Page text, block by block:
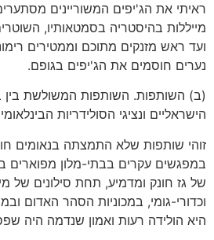
ראיתי את הג'יפים המשוריינים
מייללות בהיסטריה בסמטאותיו,
ועד ראש מזנקים מתוכם וממטירים
נערים חוסמים את הג'יפים בגופם.
(ב) השותפות. השותפות המשולשת בין
הישראליים ונציגי הסולידריות
זוהי שותפות שלא התמצתה בנאומים
במפגשים עקרים בבתי-מלון מפוארים
של גז חונק ומדמיע, תחת סילונים של
וכדורי-גומי, במכוניות הסהר האדום
היא הולידה רעות ואמון שנדמה היה